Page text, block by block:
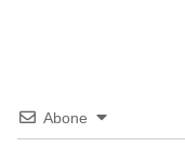
Abone